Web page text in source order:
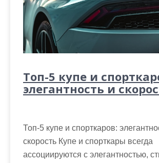
Топ-5 купе и
элегантность и
Топ-5 купе и спорткаров:
скорость Купе и спорткары всегда
ассоциируются с элегантностью,